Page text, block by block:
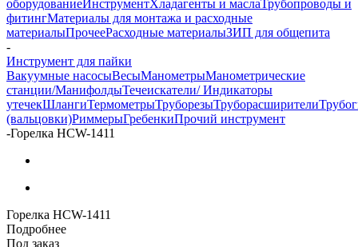
оборудованиеИнструментХладагенты и маслаТрубопроводы и
фитингМатериалы для монтажа и расходные
материалыПрочееРасходные материалыЗИП для общепита
-
Инструмент для пайки
Вакуумные насосыВесыМанометрыМанометрические
станции/МанифолдыТечеискатели/ Индикаторы
утечекШлангиТермометрыТруборезыТруборасширители
(вальцовки)РиммерыГребенкиПрочий инструмент
-Горелка HCW-1411
Горелка HCW-1411
Подробнее
Под заказ